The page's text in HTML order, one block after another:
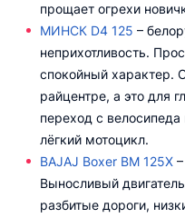
прощает огрехи
МИНСК D4 125 –
неприхотливость.
спокойный характер.
райцентре, а это для
переход с
лёгкий мотоцикл.
BAJAJ Boxer BM 125X
Выносливый
разбитые дороги,